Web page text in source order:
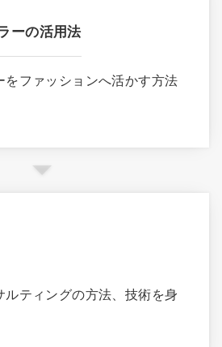
ーの活用法
をファッションへ活かす方法
ルティングの方法、技術を身